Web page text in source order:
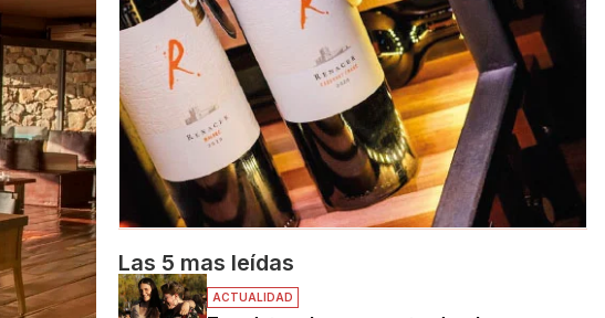
Las 5 mas leídas
ACTUALIDAD